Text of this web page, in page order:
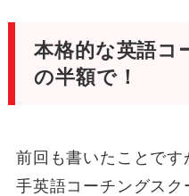
本格的な英語コ
の半額で！
前回も書いたことで
手英語コーチングスク